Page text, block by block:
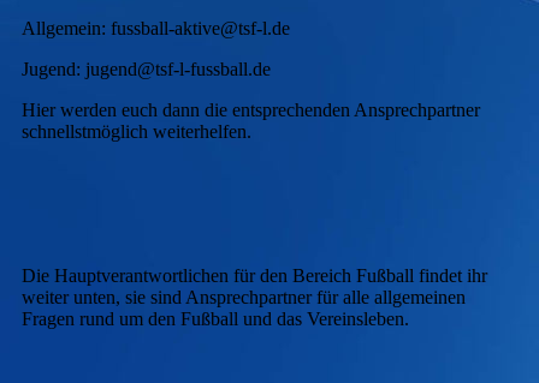
Allgemein: fussball-aktive@tsf-l.de
Jugend: jugend@tsf-l-fussball.de
Hier werden euch dann die entsprechenden Ansprechpartner
schnellstmöglich weiterhelfen.
Die Hauptverantwortlichen für den Bereich Fußball findet ihr
weiter unten, sie sind Ansprechpartner für alle allgemeinen
Fragen rund um den Fußball und das Vereinsleben.